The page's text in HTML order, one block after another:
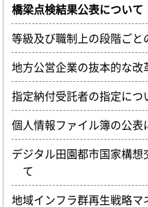
橋梁点検結果公表について
等級及び職制上の段階ごと
地方公営企業の抜本的な
指定納付受託者の指定につ
個人情報ファイル簿の公表
デジタル田園都市国家構
て
地域インフラ群再生戦略